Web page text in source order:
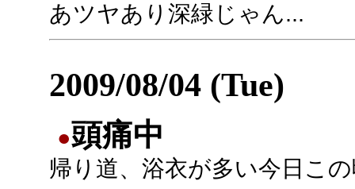
あツヤあり深緑じゃん...
2009/08/04 (Tue)
●頭痛中
帰り道、浴衣が多い今日こ